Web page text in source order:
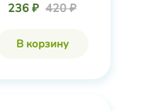
236 ₽ 420 ₽
В корзину